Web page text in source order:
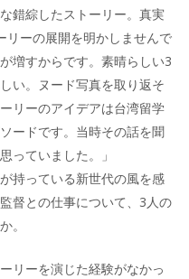
錯綜したストーリー。真実
リーの展開を明かしませんで
増すからです。素晴らしい3
い。ヌード写真を取り返そ
リーのアイデアは台湾留学
ードです。当時その話を聞
っていました。」
持っている新世代の風を感
督との仕事について、3人の
。
リーを演じた経験がなかっ